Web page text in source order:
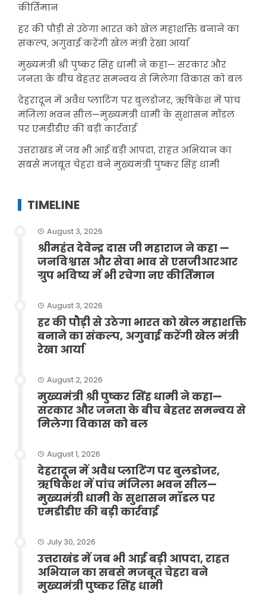
कीर्तिमान
हर की पौड़ी से उठेगा भारत को खेल महाशक्ति बनाने का
संकल्प, अगुवाई करेंगी खेल मंत्री रेखा आर्या
मुख्यमंत्री श्री पुष्कर सिंह धामी ने कहा— सरकार और
जनता के बीच बेहतर समन्वय से मिलेगा विकास को बल
देहरादून में अवैध प्लाटिंग पर बुलडोजर, ऋषिकेश में पांच
मंजिला भवन सील—मुख्यमंत्री धामी के सुशासन मॉडल
पर एमडीडीए की बड़ी कार्रवाई
उत्तराखंड में जब भी आई बड़ी आपदा, राहत अभियान का
सबसे मजबूत चेहरा बने मुख्यमंत्री पुष्कर सिंह धामी
TIMELINE
August 3, 2026
श्रीमहंत देवेन्द्र दास जी महाराज ने कहा —
जनविश्वास और सेवा भाव से एसजीआरआर
ग्रुप भविष्य में भी रचेगा नए कीर्तिमान
August 3, 2026
हर की पौड़ी से उठेगा भारत को खेल महाशक्ति
बनाने का संकल्प, अगुवाई करेंगी खेल मंत्री
रेखा आर्या
August 2, 2026
मुख्यमंत्री श्री पुष्कर सिंह धामी ने कहा—
सरकार और जनता के बीच बेहतर समन्वय से
मिलेगा विकास को बल
August 1, 2026
देहरादून में अवैध प्लाटिंग पर बुलडोजर,
ऋषिकेश में पांच मंजिला भवन सील—
मुख्यमंत्री धामी के सुशासन मॉडल पर
एमडीडीए की बड़ी कार्रवाई
July 30, 2026
उत्तराखंड में जब भी आई बड़ी आपदा, राहत
अभियान का सबसे मजबूत चेहरा बने
मुख्यमंत्री पुष्कर सिंह धामी